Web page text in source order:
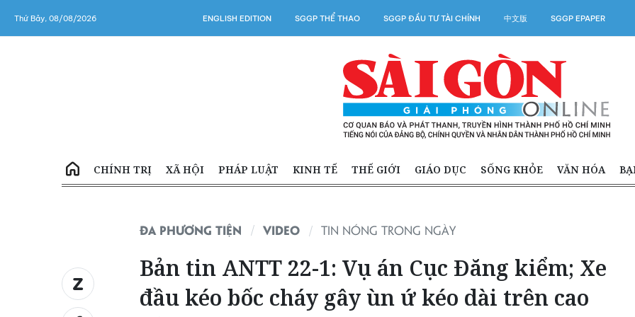
Thứ Bảy, 08/08/2026 ENGLISH EDITION SGGP THỂ THAO SGGP ĐẦU TƯ TÀI CHÍNH 中文版 SGGP EPAPER
CHÍNH TRỊ XÃ HỘI PHÁP LUẬT KINH TẾ THẾ GIỚI GIÁO DỤC SỐNG KHỎE VĂN HÓA
ĐA PHƯƠNG TIỆN VIDEO TIN NÓNG TRONG NGÀY
Bản tin ANTT 22-1: Vụ án Cục Đăng kiểm; Xe
đầu kéo bốc cháy gây ùn ứ kéo dài trên cao